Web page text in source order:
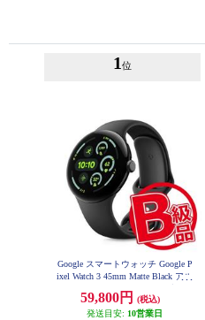
1 位
Google スマートウォッチ Google P
ixel Watch 3 45mm Matte Black アル
ド Wi-Fiモデル GA05785US
59,800円
(税込)
発送目安: 10営業日